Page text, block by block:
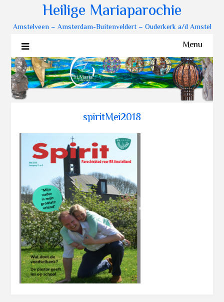
Heilige Mariaparochie
Amstelveen – Amsterdam-Buitenveldert – Ouderkerk a/d Amstel
Menu
spiritMei2018